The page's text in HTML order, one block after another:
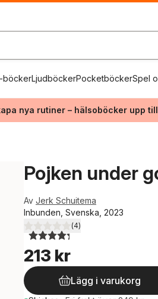
böckerLjudböckerPocketböckerSpel
nya rutiner – hälsoböcker upp
Pojken under
Av Jerk Schuitema
Inbunden, Svenska, 2023
4,3utav 5 stjärnor. Totalt antal
(4)
213 kr
Lägg i varukorg